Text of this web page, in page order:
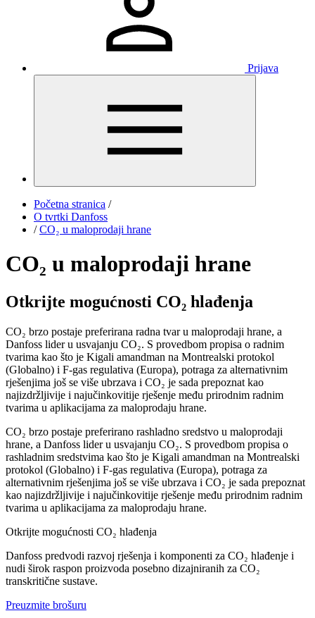
Prijava
Početna stranica /
O tvrtki Danfoss
/ CO₂ u maloprodaji hrane
CO₂ u maloprodaji hrane
Otkrijte mogućnosti CO₂ hlađenja
CO₂ brzo postaje preferirana radna tvar u maloprodaji hrane, a
Danfoss lider u usvajanju CO₂. S provedbom propisa o radnim
tvarima kao što je Kigali amandman na Montrealski protokol
(Globalno) i F-gas regulativa (Europa), potraga za alternativnim
rješenjima još se više ubrzava i CO₂ je sada prepoznat kao
najizdržljivije i najučinkovitije rješenje među prirodnim radnim
tvarima u aplikacijama za maloprodaju hrane.
CO₂ brzo postaje preferirano rashladno sredstvo u maloprodaji
hrane, a Danfoss lider u usvajanju CO₂. S provedbom propisa o
rashladnim sredstvima kao što je Kigali amandman na Montrealski
protokol (Globalno) i F-gas regulativa (Europa), potraga za
alternativnim rješenjima još se više ubrzava i CO₂ je sada prepoznat
kao najizdržljivije i najučinkovitije rješenje među prirodnim radnim
tvarima u aplikacijama za maloprodaju hrane.
Otkrijte mogućnosti CO₂ hlađenja
Danfoss predvodi razvoj rješenja i komponenti za CO₂ hlađenje i
nudi širok raspon proizvoda posebno dizajniranih za CO₂
transkritične sustave.
Preuzmite brošuru